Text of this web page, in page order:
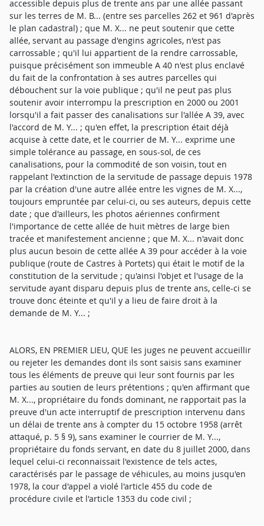
accessible depuis plus de trente ans par une allée passant
sur les terres de M. B... (entre ses parcelles 262 et 961 d'après
le plan cadastral) ; que M. X... ne peut soutenir que cette
allée, servant au passage d'engins agricoles, n'est pas
carrossable ; qu'il lui appartient de la rendre carrossable,
puisque précisément son immeuble A 40 n'est plus enclavé
du fait de la confrontation à ses autres parcelles qui
débouchent sur la voie publique ; qu'il ne peut pas plus
soutenir avoir interrompu la prescription en 2000 ou 2001
lorsqu'il a fait passer des canalisations sur l'allée A 39, avec
l'accord de M. Y... ; qu'en effet, la prescription était déjà
acquise à cette date, et le courrier de M. Y... exprime une
simple tolérance au passage, en sous-sol, de ces
canalisations, pour la commodité de son voisin, tout en
rappelant l'extinction de la servitude de passage depuis 1978
par la création d'une autre allée entre les vignes de M. X...,
toujours empruntée par celui-ci, ou ses auteurs, depuis cette
date ; que d'ailleurs, les photos aériennes confirment
l'importance de cette allée de huit mètres de large bien
tracée et manifestement ancienne ; que M. X... n'avait donc
plus aucun besoin de cette allée A 39 pour accéder à la voie
publique (route de Castres à Portets) qui était le motif de la
constitution de la servitude ; qu'ainsi l'objet et l'usage de la
servitude ayant disparu depuis plus de trente ans, celle-ci se
trouve donc éteinte et qu'il y a lieu de faire droit à la
demande de M. Y... ;
ALORS, EN PREMIER LIEU, QUE les juges ne peuvent accueillir
ou rejeter les demandes dont ils sont saisis sans examiner
tous les éléments de preuve qui leur sont fournis par les
parties au soutien de leurs prétentions ; qu'en affirmant que
M. X..., propriétaire du fonds dominant, ne rapportait pas la
preuve d'un acte interruptif de prescription intervenu dans
un délai de trente ans à compter du 15 octobre 1958 (arrêt
attaqué, p. 5 § 9), sans examiner le courrier de M. Y...,
propriétaire du fonds servant, en date du 8 juillet 2000, dans
lequel celui-ci reconnaissait l'existence de tels actes,
caractérisés par le passage de véhicules, au moins jusqu'en
1978, la cour d'appel a violé l'article 455 du code de
procédure civile et l'article 1353 du code civil ;